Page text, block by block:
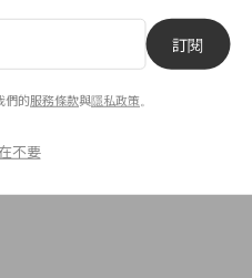
0
訂閱
們的服務條款與隱私政策
不要